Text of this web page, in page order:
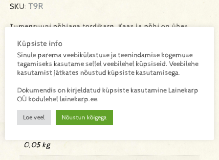
SKU: T9R
Tumepruuni põhjaga tordikarp. Kaas ja põhi on ühes
Lisa toode päringukorvi
Lisainfo
0,05 kg
Küpsiste info
Sinule parema veebikülastuse ja teenindamise kogemuse
tagamiseks kasutame sellel veebilehel küpsiseid. Veebilehe
kasutamist jätkates nõustud küpsiste kasutamisega.
Dokumendis on kirjeldatud küpsiste kasutamine Lainekarp
OÜ kodulehel lainekarp.ee.
Loe veel Nõustun kõigega